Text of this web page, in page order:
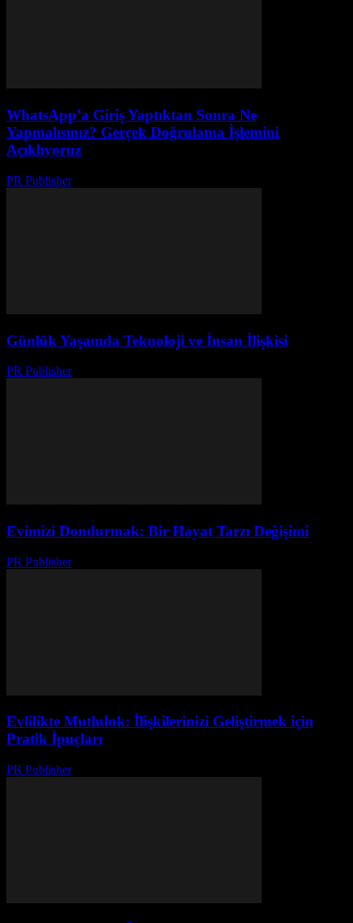
WhatsApp’a Giriş Yaptıktan Sonra Ne
Yapmalısınız? Gerçek Doğrulama İşlemini
Açıklıyoruz
PR Publisher-
Günlük Yaşamda Teknoloji ve İnsan İlişkisi
PR Publisher-
Evimizi Dondurmak: Bir Hayat Tarzı Değişimi
PR Publisher-
Evlilikte Mutluluk: İlişkilerinizi Geliştirmek için
Pratik İpuçları
PR Publisher-